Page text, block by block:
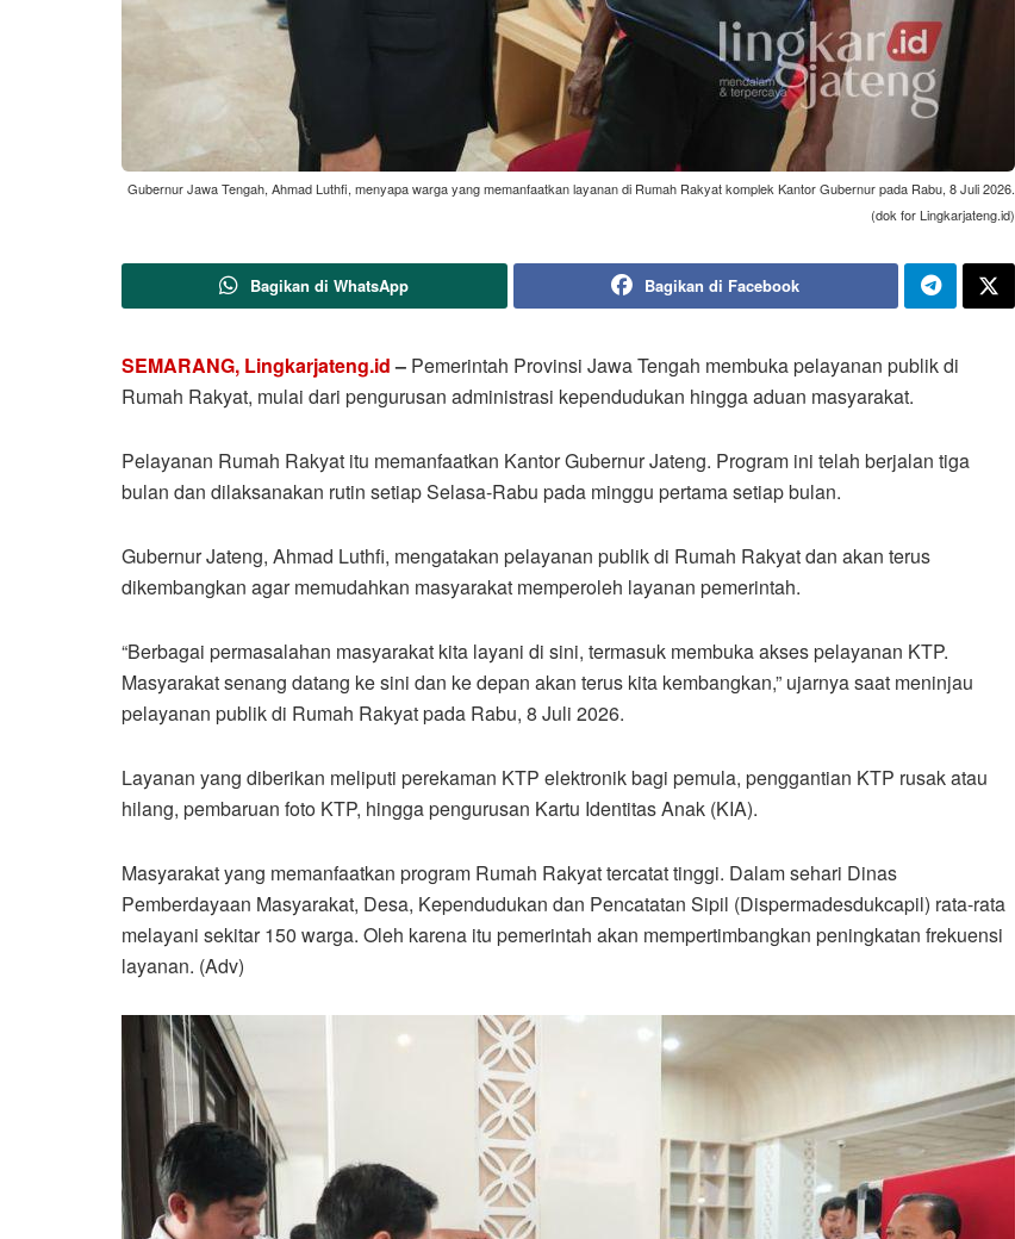
Gubernur Jawa Tengah, Ahmad Luthfi, menyapa warga yang memanfaatkan layanan di Rumah Rakyat komplek Kantor Gubernur pada Rabu, 8 Juli 2026.
(dok for Lingkarjateng.id)
Bagikan di WhatsApp Bagikan di Facebook
SEMARANG, Lingkarjateng.id– Pemerintah Provinsi Jawa Tengah membuka pelayanan publik di
Rumah Rakyat, mulai dari pengurusan administrasi kependudukan hingga aduan masyarakat.
Pelayanan Rumah Rakyat itu memanfaatkan Kantor Gubernur Jateng. Program ini telah berjalan tiga
bulan dan dilaksanakan rutin setiap Selasa-Rabu pada minggu pertama setiap bulan.
Gubernur Jateng, Ahmad Luthfi, mengatakan pelayanan publik di Rumah Rakyat dan akan terus
dikembangkan agar memudahkan masyarakat memperoleh layanan pemerintah.
“Berbagai permasalahan masyarakat kita layani di sini, termasuk membuka akses pelayanan KTP.
Masyarakat senang datang ke sini dan ke depan akan terus kita kembangkan,” ujarnya saat meninjau
pelayanan publik di Rumah Rakyat pada Rabu, 8 Juli 2026.
Layanan yang diberikan meliputi perekaman KTP elektronik bagi pemula, penggantian KTP rusak atau
hilang, pembaruan foto KTP, hingga pengurusan Kartu Identitas Anak (KIA).
Masyarakat yang memanfaatkan program Rumah Rakyat tercatat tinggi. Dalam sehari Dinas
Pemberdayaan Masyarakat, Desa, Kependudukan dan Pencatatan Sipil (Dispermadesdukcapil) rata-rata
melayani sekitar 150 warga. Oleh karena itu pemerintah akan mempertimbangkan peningkatan frekuensi
layanan. (Adv)